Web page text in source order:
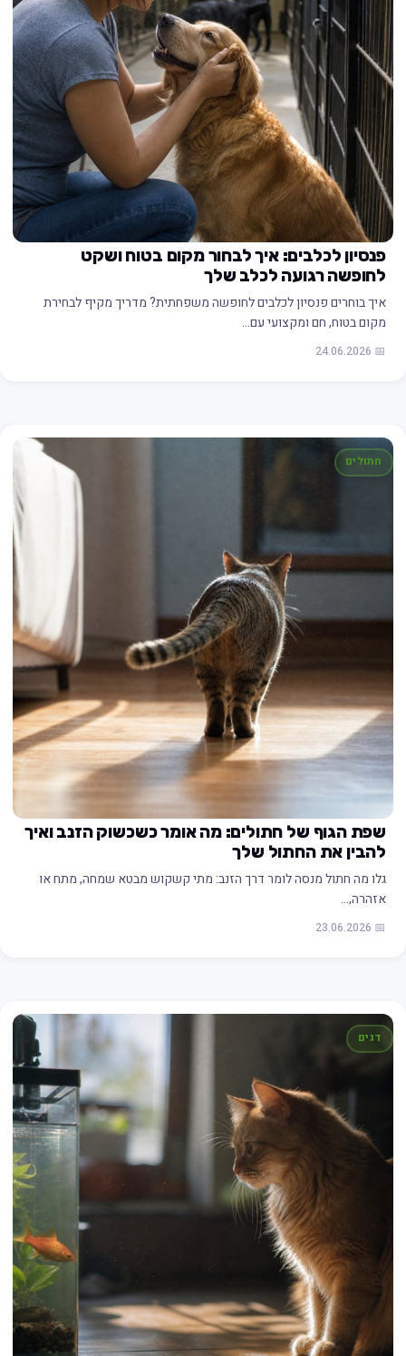
פנסיון לכלבים: איך לבחור מקום בטוח ושקט
לחופשה רגועה לכלב שלך
איך בוחרים פנסיון לכלבים לחופשה משפחתית? מדריך מקיף לבחירת
מקום בטוח, חם ומקצועי עם…
📅 24.06.2026
חתולים
שפת הגוף של חתולים: מה אומר כשכשוק הזנב ואיך
להבין את החתול שלך
גלו מה חתול מנסה לומר דרך הזנב: מתי קשקוש מבטא שמחה, מתח או
אזהרה,…
📅 23.06.2026
דגים